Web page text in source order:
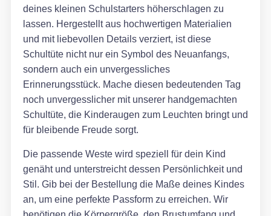
deines kleinen Schulstarters höherschlagen zu
lassen. Hergestellt aus hochwertigen Materialien
und mit liebevollen Details verziert, ist diese
Schultüte nicht nur ein Symbol des Neuanfangs,
sondern auch ein unvergessliches
Erinnerungsstück. Mache diesen bedeutenden Tag
noch unvergesslicher mit unserer handgemachten
Schultüte, die Kinderaugen zum Leuchten bringt und
für bleibende Freude sorgt.
Die passende Weste wird speziell für dein Kind
genäht und unterstreicht dessen Persönlichkeit und
Stil. Gib bei der Bestellung die Maße deines Kindes
an, um eine perfekte Passform zu erreichen. Wir